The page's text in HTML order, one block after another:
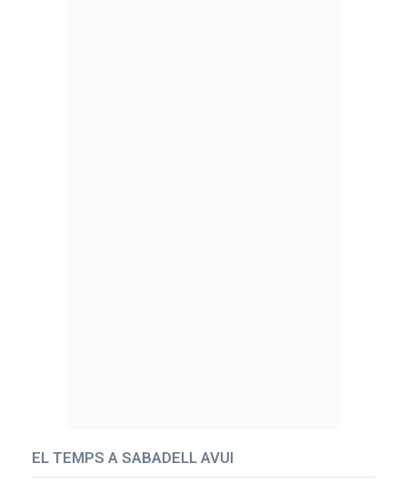
EL TEMPS A SABADELL AVUI